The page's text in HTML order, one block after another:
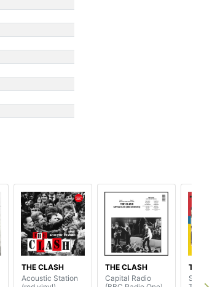
THE CLASH
Acoustic Station
THE CLASH
Capital Radio
THE
Sort It